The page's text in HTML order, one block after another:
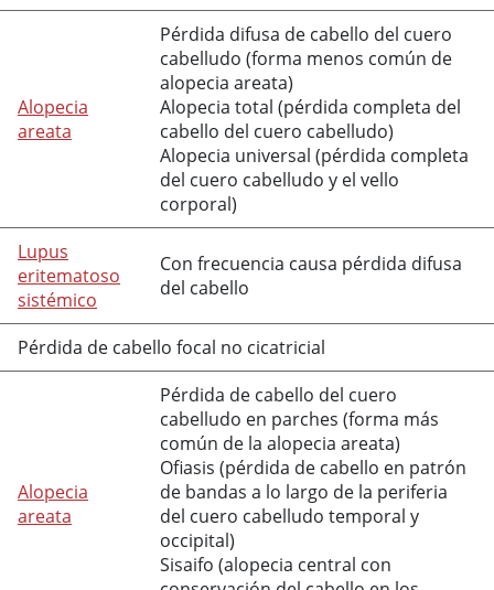
Alopecia
areata
Pérdida difusa de cabello del cuero
cabelludo (forma menos común de
alopecia areata)
Alopecia total (pérdida completa del
cabello del cuero cabelludo)
Alopecia universal (pérdida completa
del cuero cabelludo y el vello
corporal)
Lupus
eritematoso
sistémico
Con frecuencia causa pérdida difusa
del cabello
Pérdida de cabello focal no cicatricial
Alopecia
areata
Pérdida de cabello del cuero
cabelludo en parches (forma más
común de la alopecia areata)
Ofiasis (pérdida de cabello en patrón
de bandas a lo largo de la periferia
del cuero cabelludo temporal y
occipital)
Sisaifo (alopecia central con